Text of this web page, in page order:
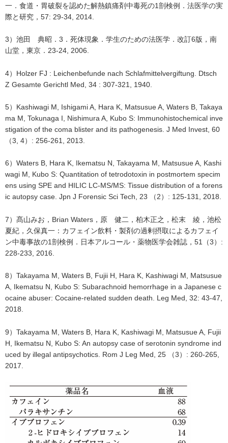
一．食道・胃破裂を認めた解熱鎮痛剤中毒死の1剖検例．法医学の実
際と研究，57: 29-34, 2014.
3）池田 典昭．3．死体現象．学生のための法医学．改訂6版，南
山堂，東京．23-24, 2006.
4）Holzer FJ : Leichenbefunde nach Schlafmittelvergiftung. Dtsch
Z Gesamte Gerichtl Med, 34 : 307-321, 1940.
5）Kashiwagi M, Ishigami A, Hara K, Matsusue A, Waters B, Takaya
ma M, Tokunaga I, Nishimura A, Kubo S: Immunohistochemical inve
stigation of the coma blister and its pathogenesis. J Med Invest, 60
（3, 4）: 256-261, 2013.
6）Waters B, Hara K, Ikematsu N, Takayama M, Matsusue A, Kashi
wagi M, Kubo S: Quantitation of tetrodotoxin in postmortem specim
ens using SPE and HILIC LC-MS/MS: Tissue distribution of a forens
ic autopsy case. Jpn J Forensic Sci Tech, 23 （2）: 125-131, 2018.
7）髙山みお，Brian Waters，原 健二，柏木正之，松末 綾，池松
夏紀，久保真一：カフェイン飲料・製剤の過剰摂取によるカフェイ
ン中毒事故の1剖検例．日本アルコール・薬物医学会雑誌，51（3）:
228-233, 2016.
8）Takayama M, Waters B, Fujii H, Hara K, Kashiwagi M, Matsusue
A, Ikematsu N, Kubo S: Subarachnoid hemorrhage in a Japanese c
ocaine abuser: Cocaine-related sudden death. Leg Med, 32: 43-47,
2018.
9）Takayama M, Waters B, Hara K, Kashiwagi M, Matsusue A, Fujii
H, Ikematsu N, Kubo S: An autopsy case of serotonin syndrome ind
uced by illegal antipsychotics. Rom J Leg Med, 25 （3）: 260-265,
2017.